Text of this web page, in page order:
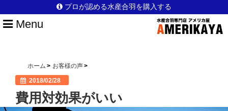
プロが認める水産合羽を購入する
Menu
水産合羽を選ぶポイント
アメリカ屋のこだわり
日本製のこだわり
ホーム お客様の声
2018/02/28
費用対効果がいい